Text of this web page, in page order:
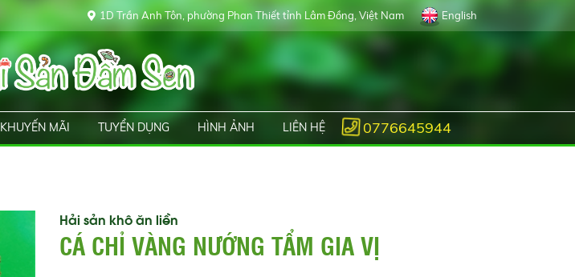
1D Trần Anh Tôn, phường Phan Thiết tỉnh Lâm Đồng, Việt Nam English
KHUYẾN MÃI TUYỂN DỤNG HÌNH ẢNH LIÊN HỆ 0776645944
Hải sản khô ăn liền
CÁ CHỈ VÀNG NƯỚNG TẨM GIA VỊ